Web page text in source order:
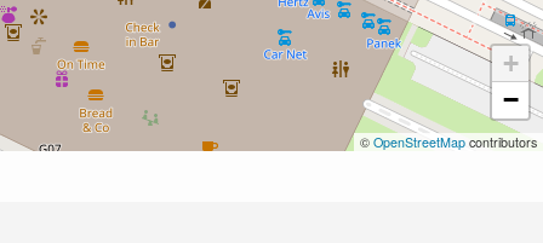
+
−
© OpenStreetMap contributors